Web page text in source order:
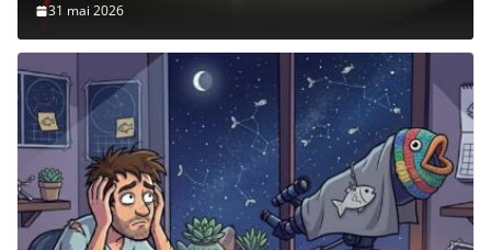
31 mai 2026